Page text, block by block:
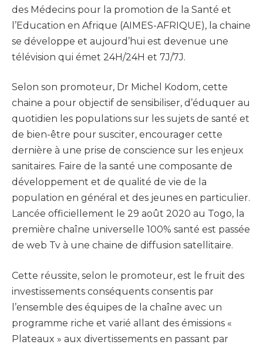
des Médecins pour la promotion de la Santé et
l’Education en Afrique (AIMES-AFRIQUE), la chaine
se développe et aujourd’hui est devenue une
télévision qui émet 24H/24H et 7J/7J.
Selon son promoteur, Dr Michel Kodom, cette
chaine a pour objectif de sensibiliser, d’éduquer au
quotidien les populations sur les sujets de santé et
de bien-être pour susciter, encourager cette
dernière à une prise de conscience sur les enjeux
sanitaires. Faire de la santé une composante de
développement et de qualité de vie de la
population en général et des jeunes en particulier.
Lancée officiellement le 29 août 2020 au Togo, la
première chaîne universelle 100% santé est passée
de web Tv à une chaine de diffusion satellitaire.
Cette réussite, selon le promoteur, est le fruit des
investissements conséquents consentis par
l’ensemble des équipes de la chaîne avec un
programme riche et varié allant des émissions «
Plateaux » aux divertissements en passant par